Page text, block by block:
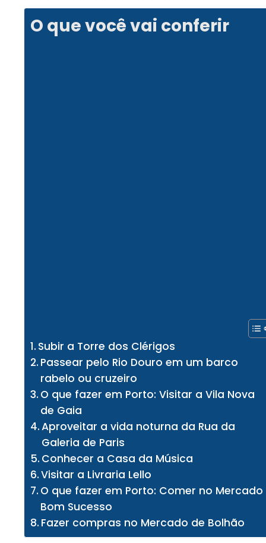
O que você vai conferir
Subir a Torre dos Clérigos
Passear pelo Rio Douro em um barco
rabelo ou cruzeiro
O que fazer em Porto: Visitar a Vila Nova
de Gaia
Aproveitar a vida noturna da Rua da
Galeria de Paris
Conhecer a Casa da Música
Visitar a Livraria Lello
O que fazer em Porto: Comer no Mercado
Bom Sucesso
Fazer compras no Mercado de Bolhão